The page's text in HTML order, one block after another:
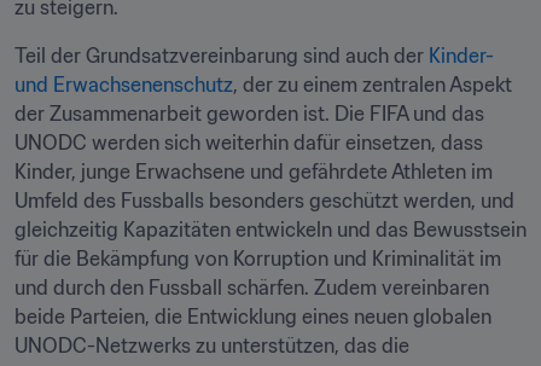
zu steigern.
Teil der Grundsatzvereinbarung sind auch der Kinder-
und Erwachsenenschutz, der zu einem zentralen Aspekt
der Zusammenarbeit geworden ist. Die FIFA und das
UNODC werden sich weiterhin dafür einsetzen, dass
Kinder, junge Erwachsene und gefährdete Athleten im
Umfeld des Fussballs besonders geschützt werden, und
gleichzeitig Kapazitäten entwickeln und das Bewusstsein
für die Bekämpfung von Korruption und Kriminalität im
und durch den Fussball schärfen. Zudem vereinbaren
beide Parteien, die Entwicklung eines neuen globalen
UNODC-Netzwerks zu unterstützen, das die